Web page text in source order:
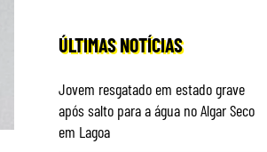
ÚLTIMAS NOTÍCIAS
Jovem resgatado em estado grave
após salto para a água no Algar Seco
em Lagoa